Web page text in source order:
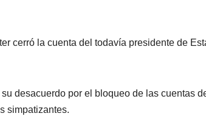
cerró la cuenta del todavía presidente de
desacuerdo por el bloqueo de las cuentas
simpatizantes.